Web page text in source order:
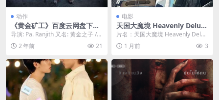
动作
《黄金矿工》百度云网盘下载.
阿里云盘.泰米尔语中字.(202
4)
导演: Pa. Ranjith 又名: 黄金之子 /
唐家澜 资源下载：黄金矿工...
2 年前 21
电影
天国大魔境 Heavenly Delusi
on
片名：天国大魔境 Heavenly Delus
ion 分类：电影 详情介绍 《天...
1 月前 3